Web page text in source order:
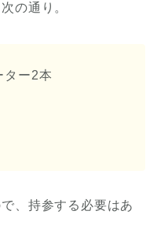
の通り。
ター2本
、持参する必要はあ